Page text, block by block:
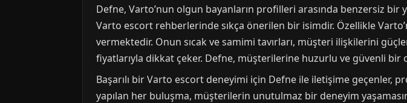
Defne, Varto’nun olgun bayanların profilleri arasında benzersiz bir
Varto escort rehberlerinde sıkça önerilen bir isimdir. Özellikle
vermektedir. Onun sıcak ve samimi tavırları, müşteri ilişkilerini
fiyatlarıyla dikkat çeker. Defne, müşterilerine huzurlu ve güvenli bir
Başarılı bir Varto escort deneyimi için Defne ile iletişime geçenler,
yapılan her buluşma, müşterilerin unutulmaz bir deneyim